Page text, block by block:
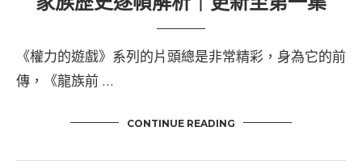
《權力的遊戲》系列的片頭總是非常精彩，身為它的前
傳，《龍族前 …
CONTINUE READING